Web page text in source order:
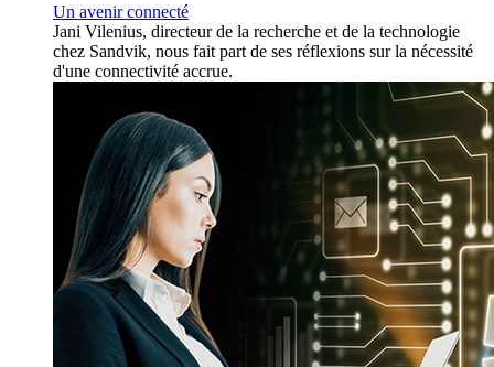
Un avenir connecté
Jani Vilenius, directeur de la recherche et de la technologie
chez Sandvik, nous fait part de ses réflexions sur la nécessité
d'une connectivité accrue.